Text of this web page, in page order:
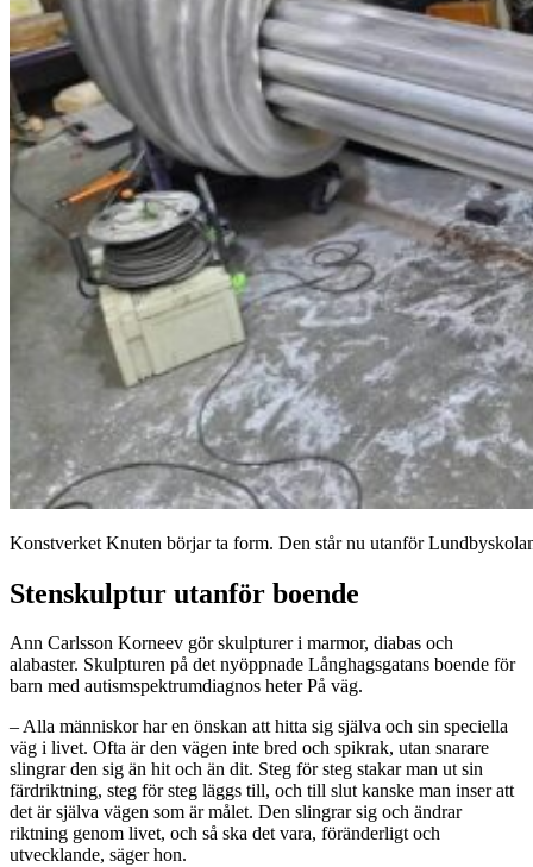
Konstverket Knuten börjar ta form. Den står nu utanför
Stenskulptur utanför boende
Ann Carlsson Korneev gör skulpturer i marmor, diabas och
alabaster. Skulpturen på det nyöppnade Långhagsgatans boende för
barn med autismspektrumdiagnos heter På väg.
– Alla människor har en önskan att hitta sig själva och sin speciella
väg i livet. Ofta är den vägen inte bred och spikrak, utan snarare
slingrar den sig än hit och än dit. Steg för steg stakar man ut sin
färdriktning, steg för steg läggs till, och till slut kanske man inser att
det är själva vägen som är målet. Den slingrar sig och ändrar
riktning genom livet, och så ska det vara, föränderligt och
utvecklande, säger hon.